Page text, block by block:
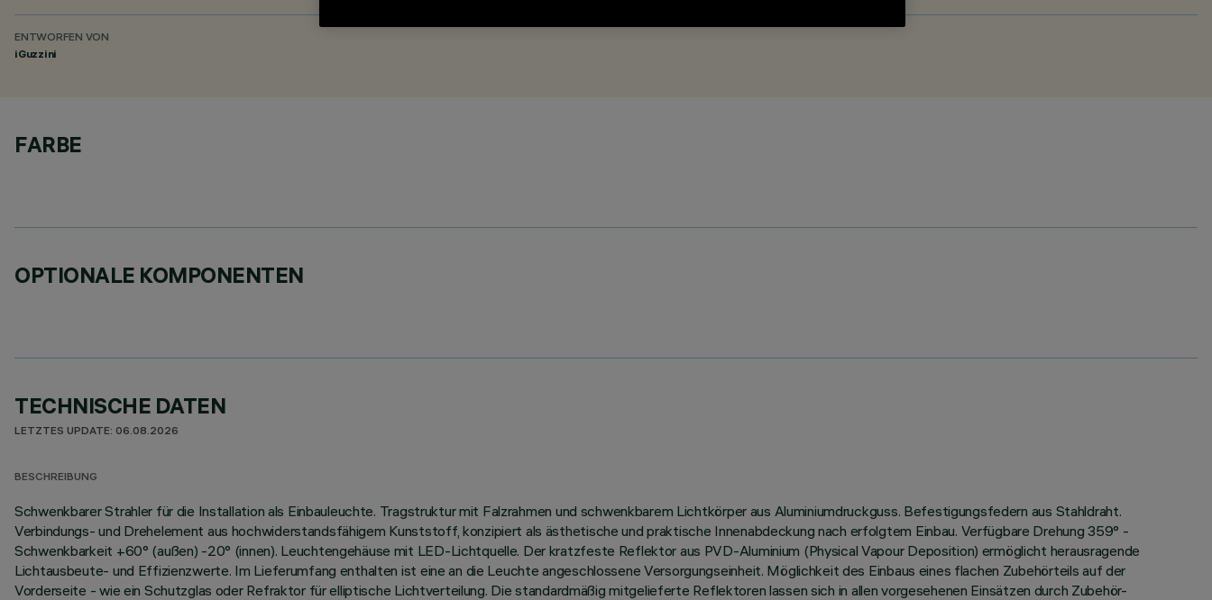
ENTWORFEN VON
iGuzzini
FARBE
OPTIONALE KOMPONENTEN
TECHNISCHE DATEN
LETZTES UPDATE: 06.08.2026
BESCHREIBUNG
Schwenkbarer Strahler für die Installation als Einbauleuchte. Tragstruktur mit Falzrahmen und schwenkbarem Lichtkörper aus Aluminiumdruckguss. Befestigungsfedern aus Stahldraht.
Verbindungs- und Drehelement aus hochwiderstandsfähigem Kunststoff, konzipiert als ästhetische und praktische Innenabdeckung nach erfolgtem Einbau. Verfügbare Drehung 359° -
Schwenkbarkeit +60° (außen) -20° (innen). Leuchtengehäuse mit LED-Lichtquelle. Der kratzfeste Reflektor aus PVD-Aluminium (Physical Vapour Deposition) ermöglicht herausragende
Lichtausbeute- und Effizienzwerte. Im Lieferumfang enthalten ist eine an die Leuchte angeschlossene Versorgungseinheit. Möglichkeit des Einbaus eines flachen Zubehörteils auf der
Vorderseite - wie ein Schutzglas oder Refraktor für elliptische Lichtverteilung. Die standardmäßig mitgelieferte Reflektoren lassen sich in allen vorgesehenen Einsätzen durch Zubehör-